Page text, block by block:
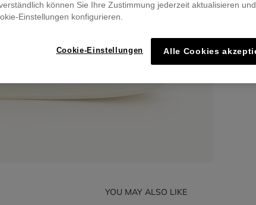
YOU MAY ALSO LIKE
können Sie Ihre Zustimmung jederzeit aktualisieren
Einstellungen konfigurieren.
Cookie-Einstellungen Alle Cookies